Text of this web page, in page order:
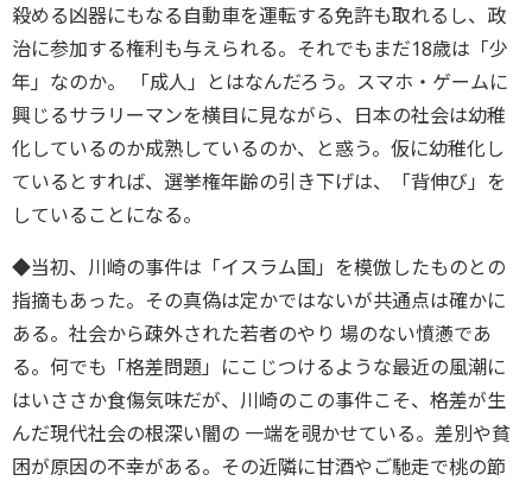
殺める凶器にもなる自動車を運転する免許も取れるし、政
治に参加する権利も与えられる。それでもまだ18歳は「少
年」なのか。 「成人」とはなんだろう。スマホ・ゲームに
興じるサラリーマンを横目に見ながら、日本の社会は幼稚
化しているのか成熟しているのか、と惑う。仮に幼稚化し
ているとすれば、選挙権年齢の引き下げは、「背伸び」を
していることになる。
◆当初、川崎の事件は「イスラム国」を模倣したものとの
指摘もあった。その真偽は定かではないが共通点は確かに
ある。社会から疎外された若者のやり 場のない憤懣であ
る。何でも「格差問題」にこじつけるような最近の風潮に
はいささか食傷気味だが、川崎のこの事件こそ、格差が生
んだ現代社会の根深い闇の 一端を覗かせている。差別や貧
困が原因の不幸がある。その近隣に甘酒やご馳走で桃の節